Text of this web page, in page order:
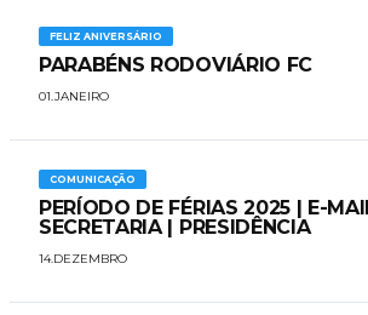
FELIZ ANIVERSÁRIO
​PARABÉNS RODOVIÁRIO FC
01.JANEIRO
COMUNICAÇÃO
PERÍODO DE FÉRIAS 2025 | E-
SECRETARIA | PRESIDÊNCIA
14.DEZEMBRO